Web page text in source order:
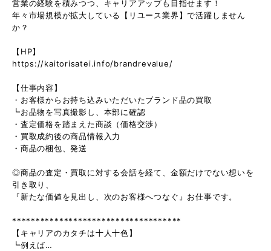
営業の経験を積みつつ、キャリアアップも目指せます！
年々市場規模が拡大している【リユース業界】で活躍しません
か？
【HP】
https://kaitorisatei.info/brandrevalue/
【仕事内容】
・お客様からお持ち込みいただいたブランド品の買取
┗お品物を写真撮影し、本部に確認
・査定価格を踏まえた商談（価格交渉）
・買取成約後の商品情報入力
・商品の梱包、発送
◎商品の査定・買取に対する会話を経て、金額だけでない想いを
引き取り、
『新たな価値を見出し、次のお客様へつなぐ』お仕事です。
************************************
【キャリアのカタチは十人十色】
┗例えば…